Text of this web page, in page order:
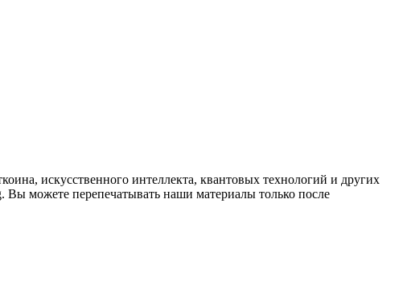
искусственного интеллекта, квантовых технологий и других
можете перепечатывать наши материалы только после